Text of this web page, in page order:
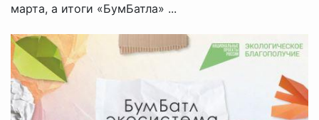
марта, а итоги «БумБатла» ...